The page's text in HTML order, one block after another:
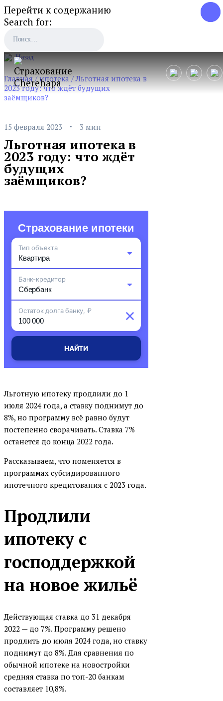
Перейти к содержанию
Search for:
Назад
Главная/ипотека/Льготная ипотека в
2023 году: что ждёт будущих
заёмщиков?
15 февраля 2023 · 3 мин
Льготная ипотека в
2023 году: что ждёт
будущих
заёмщиков?
Страхование ипотеки
Тип объекта
Квартира
Комната
Частный дом
Земельный участок
Апартаменты
Таунхаус
Машиноместо
Иная нежилая постройка
Банк-кредитор
Сбербанк
ДОМ.РФ Банк
Россельхоз (РСХБ)
Открытие
Росбанк ДОМ
Райффайзенбанк
Абсолют банк
Совкомбанк
Уралсиб банк
Санкт-Петербург банк
ЮниКредит банк
БАЛТИНВЕСТБАНК
Банк жилищного
Банк ЗЕНИТ
Банк Оранжевый
Банк Россия
Банк Саратов
Банк Солидарность
Остаток долга банку, ₽
НАЙТИ
Льготную ипотеку продлили до 1
июля 2024 года, а ставку поднимут до
8%, но программу всё равно будут
постепенно сворачивать. Ставка 7%
останется до конца 2022 года.
Рассказываем, что поменяется в
программах субсидированного
ипотечного кредитования с 2023 года.
Продлили
ипотеку с
господдержкой
на новое жильё
Действующая ставка до 31 декабря
2022 — до 7%. Программу решено
продлить до июля 2024 года, но ставку
поднимут до 8%. Для сравнения по
обычной ипотеке на новостройки
средняя ставка по топ-20 банкам
составляет 10,8%.